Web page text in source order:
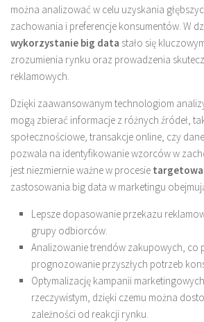
można analizować w celu uzyskania
zachowania i preferencje konsumentów. W
wykorzystanie big data stało się
zrozumienia rynku oraz prowadzenia
reklamowych.
Dzięki zaawansowanym technologiom
mogą zbierać informacje z różnych źródeł,
społecznościowe, transakcje online, czy
pozwala na identyfikowanie wzorców w
jest niezmiernie ważne w procesie
zastosowania big data w marketingu
Lepsze dopasowanie przekazu
grupy odbiorców.
Analizowanie trendów zakupowych, co
prognozowanie przyszłych potrzeb
Optymalizację kampanii
rzeczywistym, dzięki czemu można
zależności od reakcji rynku.